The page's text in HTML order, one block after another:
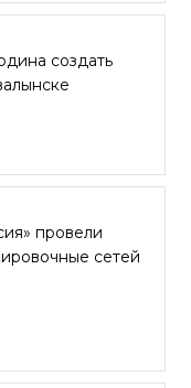
создать
провели
сетей